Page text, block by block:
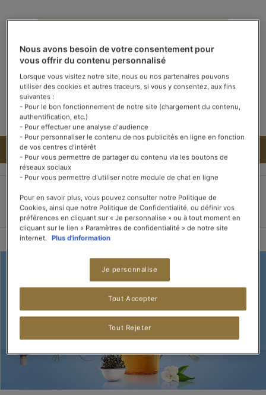
La boîte de 10 capsules
Rating:
69
% of100
Voir les avis (44)
En stock
AJOUTER AU PANIER
Paiement 100%
sécurisé
Livraison dans les 3
jours
Livraison offerte dès
15 boîtes de thé
Nous avons besoin de votre consentement pour
vous offrir du contenu personnalisé
Lorsque vous visitez notre site, nous ou nos partenaires pouvons
utiliser des cookies et autres traceurs, si vous y consentez, aux fins
suivantes :
- Pour le bon fonctionnement de notre site (chargement du contenu,
authentification, etc.)
- Pour effectuer une analyse d'audience
- Pour personnaliser le contenu de nos publicités en ligne en fonction
de vos centres d'intérêt
- Pour vous permettre de partager du contenu via les boutons de
réseaux sociaux
- Pour vous permettre d'utiliser notre module de chat en ligne
Pour en savoir plus, vous pouvez consulter notre Politique de
Cookies, ainsi que notre Politique de Confidentialité, ou définir vos
préférences en cliquant sur « Je personnalise » ou à tout moment en
cliquant sur le lien « Paramètres de confidentialité » de notre site
internet.
Plus d'information
Je personnalise
Tout Rejeter
Tout Accepter